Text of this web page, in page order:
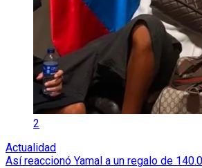
2
Actualidad
Así reaccionó Yamal a un regalo de